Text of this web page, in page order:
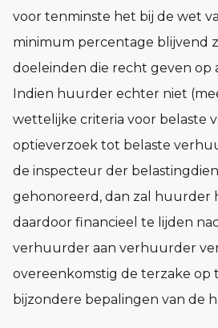
voor tenminste het bij de wet
minimum percentage blijvend
doeleinden die recht geven op
Indien huurder echter niet
wettelijke criteria voor belaste
optieverzoek tot belaste
de inspecteur der
gehonoreerd, dan zal huurder
daardoor financieel te lijden
verhuurder aan verhuurder
overeenkomstig de terzake op
bijzondere bepalingen van de